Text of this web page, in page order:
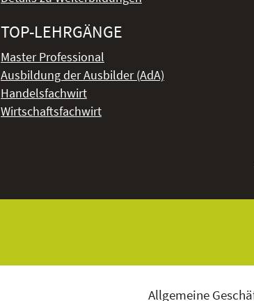
TOP-LEHRGÄNGE
Master Professional
Ausbildung der Ausbilder (AdA)
Handelsfachwirt
Wirtschaftsfachwirt
Allgemeine